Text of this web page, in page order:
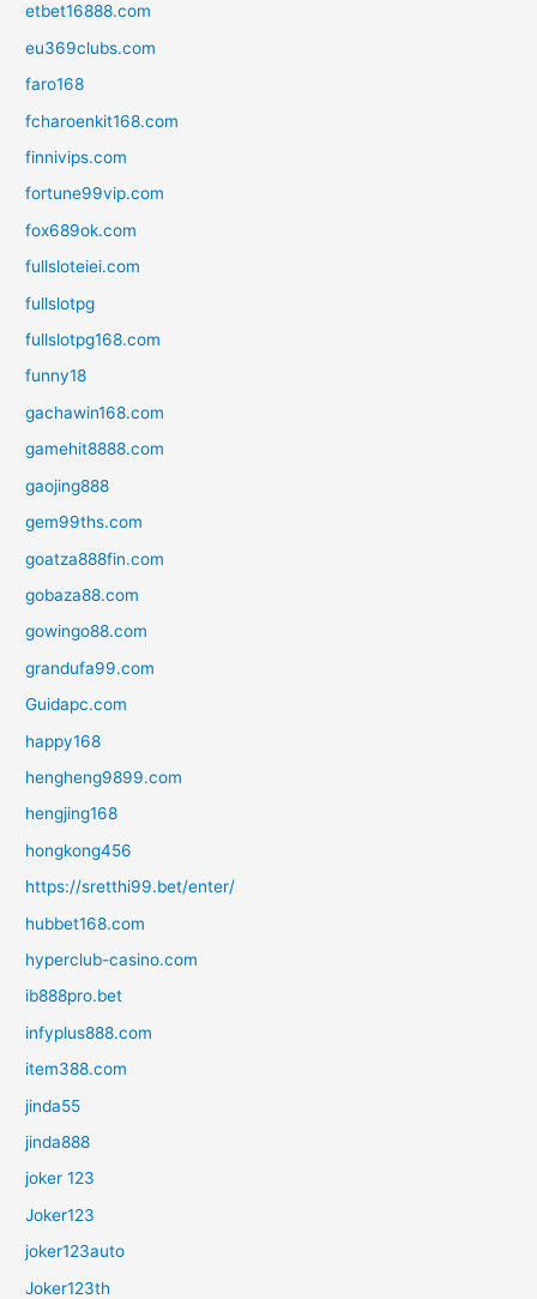
etbet16888.com
eu369clubs.com
faro168
fcharoenkit168.com
finnivips.com
fortune99vip.com
fox689ok.com
fullsloteiei.com
fullslotpg
fullslotpg168.com
funny18
gachawin168.com
gamehit8888.com
gaojing888
gem99ths.com
goatza888fin.com
gobaza88.com
gowingo88.com
grandufa99.com
Guidapc.com
happy168
hengheng9899.com
hengjing168
hongkong456
https://sretthi99.bet/enter/
hubbet168.com
hyperclub-casino.com
ib888pro.bet
infyplus888.com
item388.com
jinda55
jinda888
joker 123
Joker123
joker123auto
Joker123th